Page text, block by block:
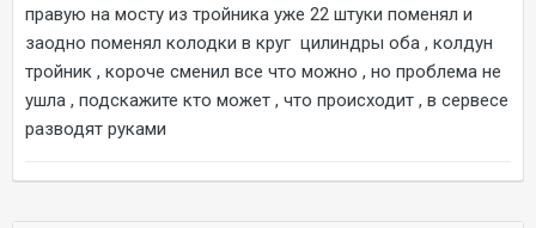
правую на мосту из тройника уже 22 штуки поменял и
заодно поменял колодки в круг цилиндры оба , колдун
тройник , короче сменил все что можно , но проблема не
ушла , подскажите кто может , что происходит , в сервесе
разводят руками